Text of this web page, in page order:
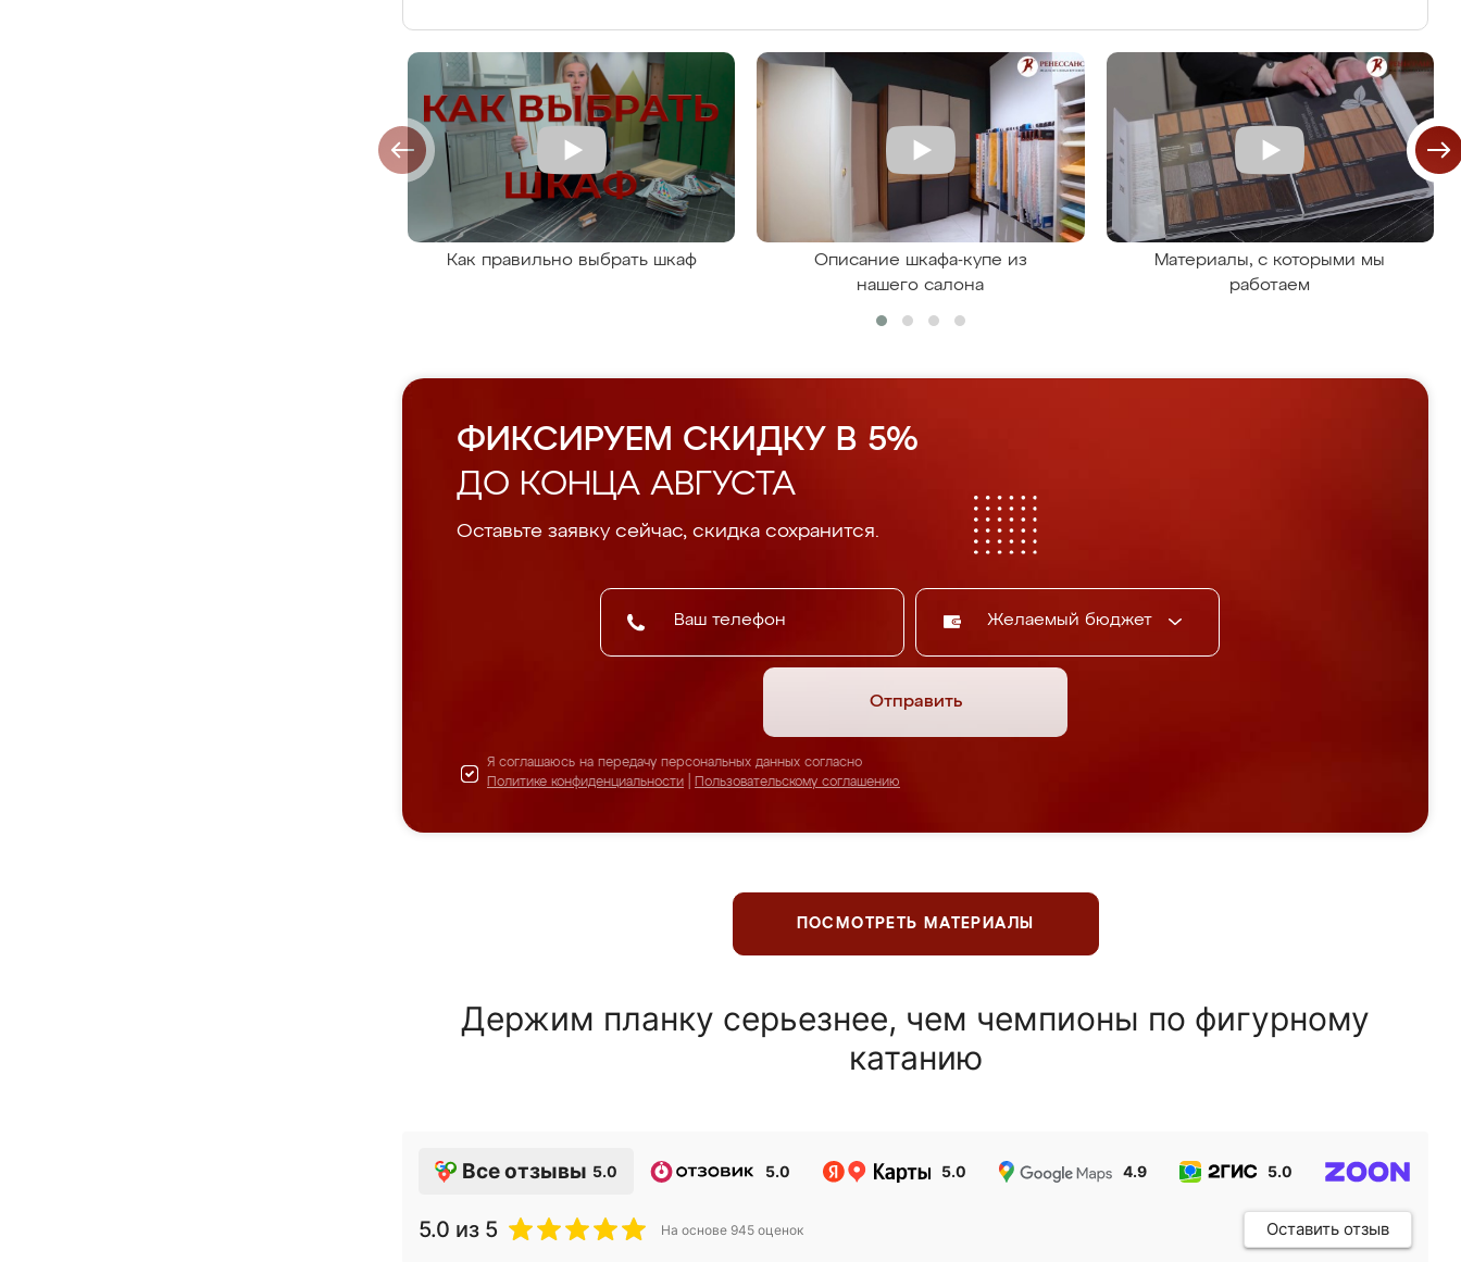
Как правильно выбрать шкаф
Описание шкафа-купе из
нашего салона
Материалы, с которыми мы
работаем
ФИКСИРУЕМ СКИДКУ В 5%
ДО КОНЦА АВГУСТА
Оставьте заявку сейчас, скидка сохранится.
Желаемый бюджет
Отправить
Я соглашаюсь на передачу персональных данных согласно
Политике конфиденциальности
Пользовательскому соглашению
ПОСМОТРЕТЬ МАТЕРИАЛЫ
Держим планку серьезнее, чем чемпионы по фигурному
катанию
Все отзывы 5.0 5.0 5.0 4.9 5.0
5.0 из 5 На основе 945 оценок Оставить отзыв